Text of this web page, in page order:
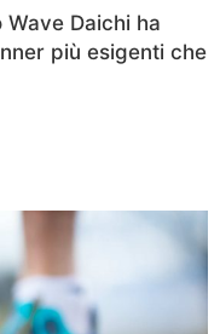
Daichi ha
più esigenti che